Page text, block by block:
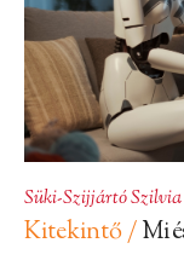
Süki-Szijjártó Szilvia
Kitekintő /Mi